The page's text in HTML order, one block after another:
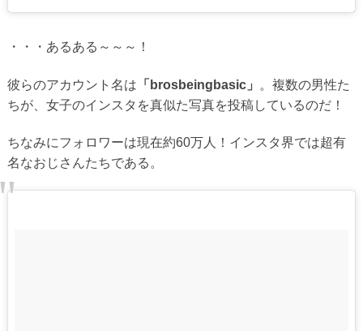
・・・あるある～～～！
彼らのアカウント名は 「brosbeingbasic」
。複数の男性た
ちが、女子のインスタを真似た写真を投稿しているのだ！
ちなみにフォロワーは現在約60万人！インスタ界では超有
名なおじさんたちである。